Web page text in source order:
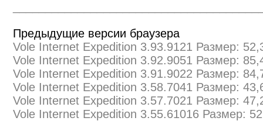
Предыдущие версии браузера
Vole Internet Expedition 3.93.9121 Размер:
Vole Internet Expedition 3.92.9051 Размер:
Vole Internet Expedition 3.91.9022 Размер:
Vole Internet Expedition 3.58.7041 Размер:
Vole Internet Expedition 3.57.7021 Размер:
Vole Internet Expedition 3.55.61016 Размер: